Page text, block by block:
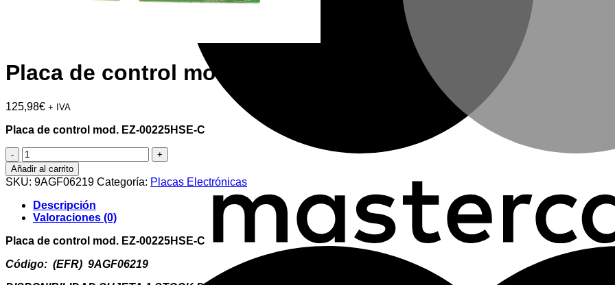
Placa de control mod. EZ-00225HSE-C
125,98€ + IVA
Placa de control mod. EZ-00225HSE-C
Placa
de
control
mod.
EZ-
00225HSE-
cantidad
Añadir al carrito
SKU: 9AGF06219 Categoría: Placas Electrónicas
Descripción
Valoraciones (0)
Placa de control mod. EZ-00225HSE-C
Código: (EFR) 9AGF06219